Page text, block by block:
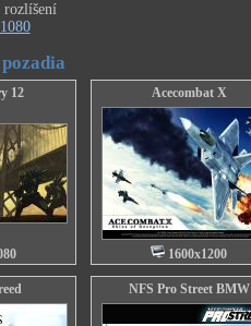
rozlíšení
12 Acecombat X
1600x1200
NFS Pro Street BMW